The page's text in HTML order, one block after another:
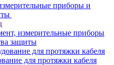
приборы и
измерительные приборы
защиты
для протяжки кабеля